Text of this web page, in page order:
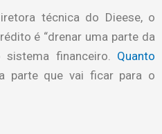
técnica do Dieese, o
é “drenar uma parte da
financeiro. Quanto
parte que vai ficar para o